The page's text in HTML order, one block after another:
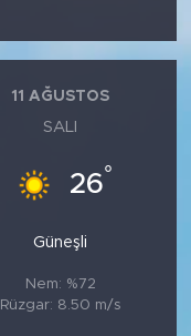
11 AĞUSTOS
SALI
26°
Güneşli
Nem: %72
Rüzgar: 8.50 m/s